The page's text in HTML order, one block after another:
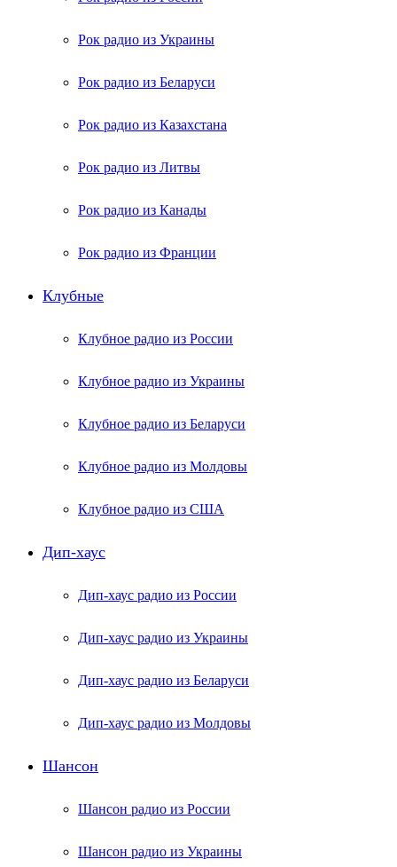
Рок радио из Украины
Рок радио из Беларуси
Рок радио из Казахстана
Рок радио из Литвы
Рок радио из Канады
Рок радио из Франции
Клубные
Клубное радио из России
Клубное радио из Украины
Клубное радио из Беларуси
Клубное радио из Молдовы
Клубное радио из США
Дип-хаус
Дип-хаус радио из России
Дип-хаус радио из Украины
Дип-хаус радио из Беларуси
Дип-хаус радио из Молдовы
Шансон
Шансон радио из России
Шансон радио из Украины